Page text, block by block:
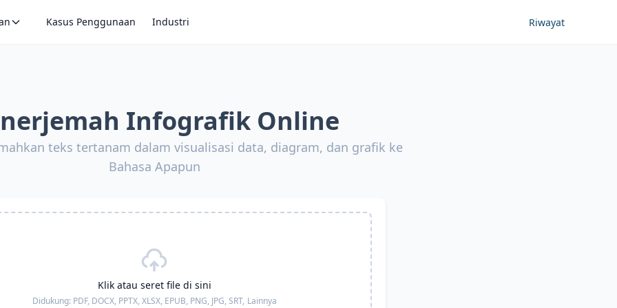
Kasus Penggunaan Industri Riwayat
Infografik Online
teks tertanam dalam visualisasi data, diagram, dan grafik ke
Bahasa Apapun
Klik atau seret file di sini
Didukung: PDF, DOCX, PPTX, XLSX, EPUB, PNG, JPG, SRT, Lainnya